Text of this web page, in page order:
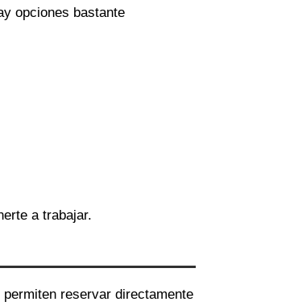
opciones bastante
a trabajar.
permiten reservar directamente